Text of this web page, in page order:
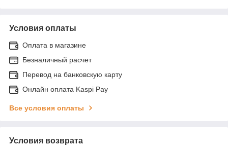
Условия оплаты
Оплата в магазине
Безналичный расчет
Перевод на банковскую карту
Онлайн оплата Kaspi Pay
Все условия оплаты
Условия возврата